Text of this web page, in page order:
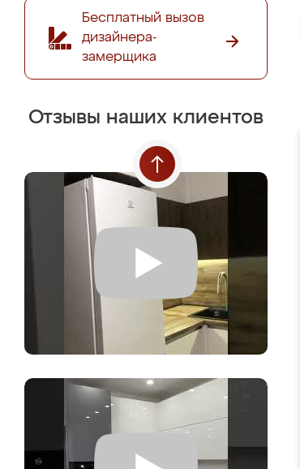
Бесплатный вызов
дизайнера-
замерщика
Отзывы наших клиентов